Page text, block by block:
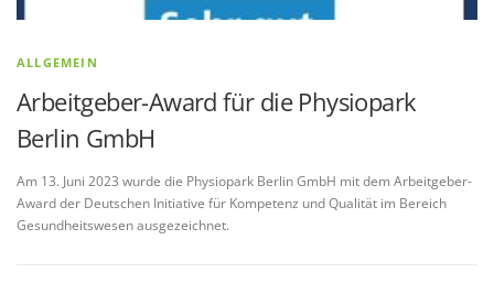
ALLGEMEIN
Arbeitgeber-Award für die Physiopark
Berlin GmbH
Am 13. Juni 2023 wurde die Physiopark Berlin GmbH mit dem Arbeitgeber-
Award der Deutschen Initiative für Kompetenz und Qualität im Bereich
Gesundheitswesen ausgezeichnet.